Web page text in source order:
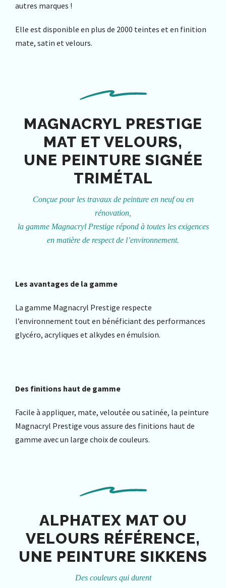
autres marques !
Elle est disponible en plus de 2000 teintes et en finition
mate, satin et velours.
MAGNACRYL PRESTIGE
MAT ET VELOURS,
UNE PEINTURE SIGNÉE
TRIMÉTAL
Conçue pour les travaux de peinture en neuf ou en
rénovation,
la gamme Magnacryl Prestige répond à toutes les exigences
en matière de respect de l’environnement.
Les avantages de la gamme
La gamme Magnacryl Prestige respecte
l’environnement tout en bénéficiant des performances
glycéro, acryliques et alkydes en émulsion.
Des finitions haut de gamme
Facile à appliquer, mate, veloutée ou satinée, la peinture
Magnacryl Prestige vous assure des finitions haut de
gamme avec un large choix de couleurs.
ALPHATEX MAT OU
VELOURS RÉFÉRENCE,
UNE PEINTURE SIKKENS
Des couleurs qui durent